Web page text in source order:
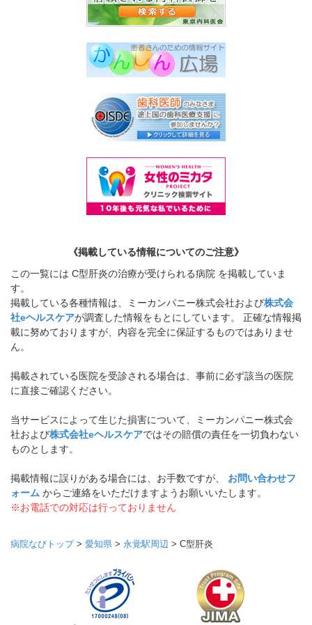
《掲載している情報についてのご注意》
この一覧には C型肝炎の治療が受けられる病院 を掲載していま
す。
掲載している各種情報は、ミーカンパニー株式会社および株式会
社eヘルスケアが調査した情報をもとにしています。 正確な情報掲
載に努めておりますが、内容を完全に保証するものではありませ
ん。
掲載されている医院を受診される場合は、事前に必ず該当の医院
に直接ご確認ください。
当サービスによって生じた損害について、ミーカンパニー株式会
社および株式会社eヘルスケアではその賠償の責任を一切負わない
ものとします。
掲載情報に誤りがある場合には、お手数ですが、 お問い合わせフ
ォーム からご連絡をいただけますようお願いいたします。
※お電話での対応は行っておりません
病院なびトップ> 愛知県 > 永覚駅周辺 > C型肝炎